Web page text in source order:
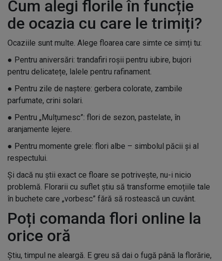
Cum alegi florile în funcție
de ocazia cu care le trimiți?
Ocaziile sunt multe. Alege floarea care simte ce simți tu:
● Pentru aniversări: trandafiri roșii pentru iubire, bujori
pentru delicatețe, lalele pentru rafinament.
● Pentru zile de naștere: gerbera colorate, zambile
parfumate, crini solari.
● Pentru „Mulțumesc”: flori de sezon, pastelate, în
aranjamente lejere.
● Pentru momente grele: flori albe – simbolul păcii și al
respectului.
Și dacă nu știi exact ce floare se potrivește, nu-i nicio
problemă. Florarii cu suflet știu să transforme emoțiile tale
în buchete care „vorbesc” fără să rostească un cuvânt.
Poți comanda flori online la
orice oră
Știu, timpul ne aleargă. E greu să dai o fugă până la florărie,